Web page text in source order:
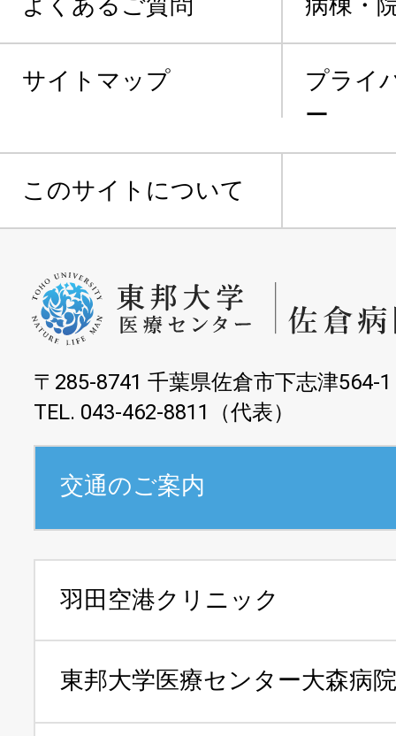
サイトマップ
プライ
ー
このサイトについて
〒285-8741 千葉県佐倉市下志津564-1
TEL. 043-462-8811（代表）
交通のご案内
羽田空港クリニック
東邦大学医療センター大森病